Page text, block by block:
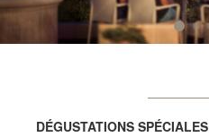
DÉGUSTATIONS SPÉCIALES